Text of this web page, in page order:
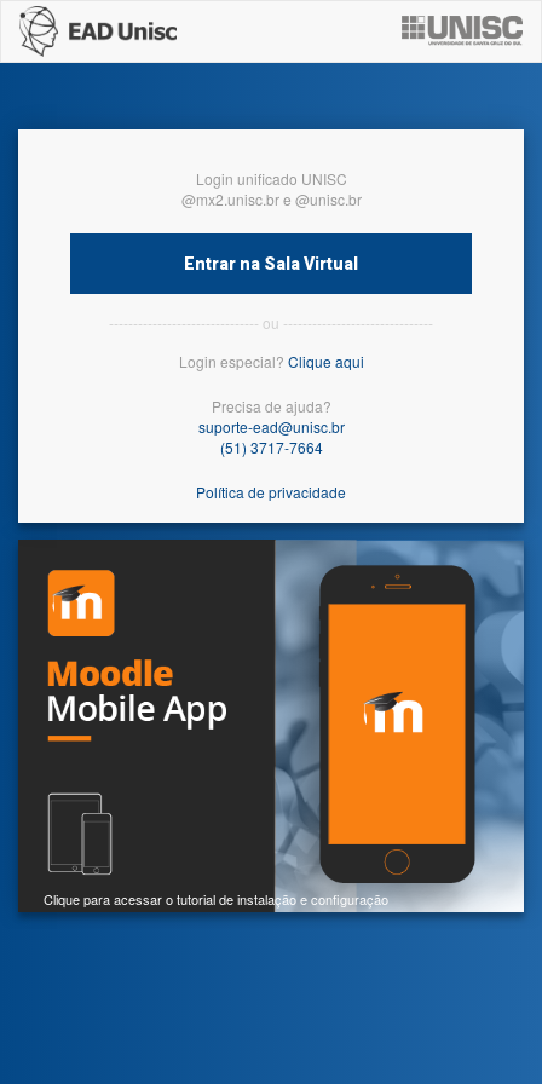
Login unificado UNISC
@mx2.unisc.br e @unisc.br
Entrar na Sala Virtual
------------------------------- ou -------------------------------
Login especial? Clique aqui
Precisa de ajuda?
suporte-ead@unisc.br
(51) 3717-7664
Política de privacidade
Clique para acessar o tutorial de instalação e configuração